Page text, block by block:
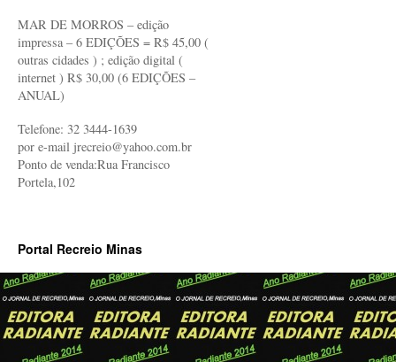
MAR DE MORROS – edição
impressa – 6 EDIÇÕES = R$ 45,00 (
outras cidades ) ; edição digital (
internet ) R$ 30,00 (6 EDIÇÕES –
ANUAL)
Telefone: 32 3444-1639
por e-mail jrecreio@yahoo.com.br
Ponto de venda:Rua Francisco
Portela,102
Portal Recreio Minas